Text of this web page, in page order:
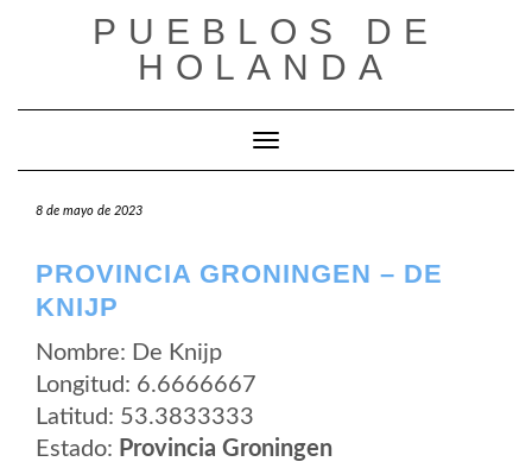
PUEBLOS DE
HOLANDA
Cambiar modo de navegación
8 de mayo de 2023
PROVINCIA GRONINGEN – DE
KNIJP
Nombre: De Knijp
Longitud: 6.6666667
Latitud: 53.3833333
Estado: Provincia Groningen